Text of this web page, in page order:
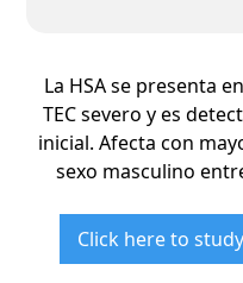
La HSA se presenta
TEC severo y es
inicial. Afecta con
sexo masculino
Click here to